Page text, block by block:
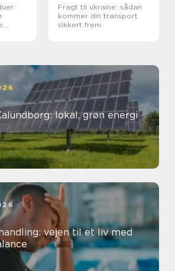
Fragt til ukraine: sådan
kommer din transport
sikkert frem
lokal, grøn energi
vejen til et liv med